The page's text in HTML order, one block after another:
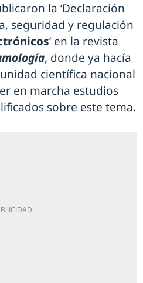
la ‘Declaración
seguridad y regulación
’ en la revista
, donde ya hacía
científica nacional
en marcha estudios
sobre este tema.